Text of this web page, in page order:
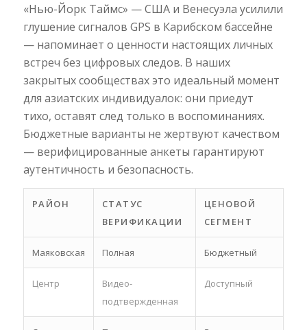
«Нью-Йорк Таймс» — США и Венесуэла усилили
глушение сигналов GPS в Карибском бассейне
— напоминает о ценности настоящих личных
встреч без цифровых следов. В наших
закрытых сообществах это идеальный момент
для азиатских индивидуалок: они приедут
тихо, оставят след только в воспоминаниях.
Бюджетные варианты не жертвуют качеством
— верифицированные анкеты гарантируют
аутентичность и безопасность.
РАЙОН
СТАТУС
ВЕРИФИКАЦИИ
ЦЕНОВОЙ
СЕГМЕНТ
Маяковская Полная Бюджетный
Центр
Видео-
подтвержденная
Доступный